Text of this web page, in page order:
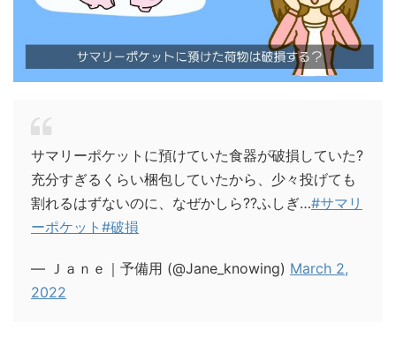
サマリーポケットに預けていた食器が破損していた?
充分すぎるくらい梱包していたから、少々投げても
割れるはずないのに、なぜかしら??ふしぎ…#サマリ
ーポケット #破損
— Ｊａｎｅ｜予備用 (@Jane_knowing) March 2,
2022